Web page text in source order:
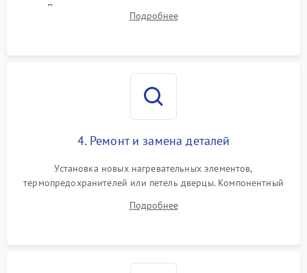
Диагностика термостата, датчиков температуры,
переключателя режимов и мотора конвекции.
Подробнее
4. Ремонт и замена деталей
Установка новых нагревательных элементов,
термопредохранителей или петель дверцы. Компонентный
выгоревших реле, восстановление контактов и замена
Подробнее